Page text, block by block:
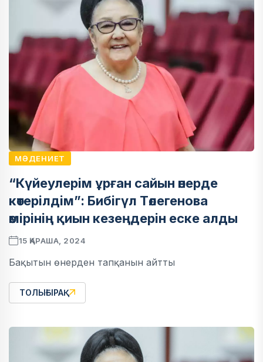
МӘДЕНИЕТ
“Күйеулерім ұрған сайын өнерде
көтерілдім”: Бибігүл Төлегенова
өмірінің қиын кезеңдерін еске алды
15 ҚАРАША, 2024
Бақытын өнерден тапқанын айтты
ТОЛЫҒЫРАҚ